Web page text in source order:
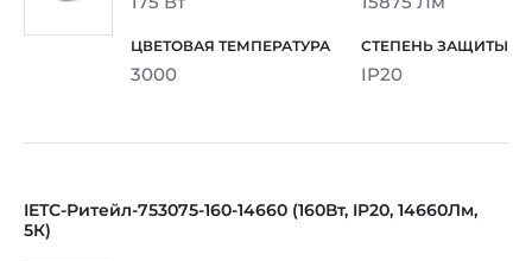
3000 IP20
IETC-Ритейл-753075-160-14660 (160Вт, IP20, 14660Лм,
5К)